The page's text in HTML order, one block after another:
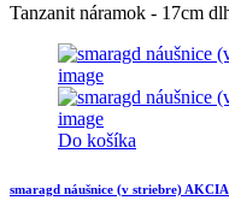
Tanzanit náramok - 17cm
Do košíka
smaragd náušnice (v striebre)